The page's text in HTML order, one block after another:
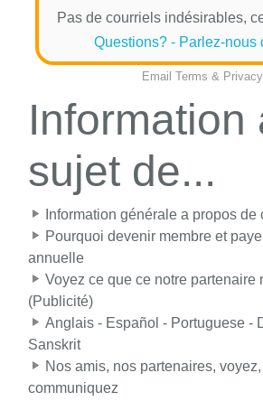
Pas de courriels indésirables,
Questions? - Parlez-nous
Email Terms & Privacy
Information
sujet de...
Information générale a propos de
Pourquoi devenir membre et
annuelle
Voyez ce que ce notre partenaire
(Publicité)
Anglais - Español - Portuguese -
Sanskrit
Nos amis, nos partenaires,
communiquez